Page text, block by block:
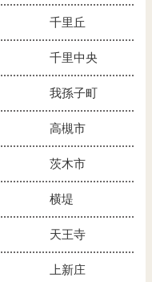
千里丘
千里中央
我孫子町
高槻市
茨木市
横堤
天王寺
上新庄